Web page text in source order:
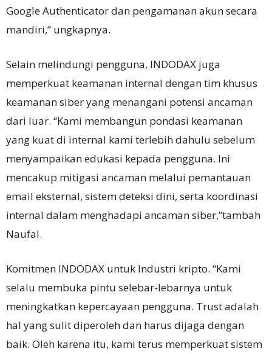
Google Authenticator dan pengamanan akun secara
mandiri,” ungkapnya.
Selain melindungi pengguna, INDODAX juga
memperkuat keamanan internal dengan tim khusus
keamanan siber yang menangani potensi ancaman
dari luar. “Kami membangun pondasi keamanan
yang kuat di internal kami terlebih dahulu sebelum
menyampaikan edukasi kepada pengguna. Ini
mencakup mitigasi ancaman melalui pemantauan
email eksternal, sistem deteksi dini, serta koordinasi
internal dalam menghadapi ancaman siber,”tambah
Naufal.
Komitmen INDODAX untuk Industri kripto. “Kami
selalu membuka pintu selebar-lebarnya untuk
meningkatkan kepercayaan pengguna. Trustadalah
hal yang sulit diperoleh dan harus dijaga dengan
baik. Oleh karena itu, kami terus memperkuat sistem